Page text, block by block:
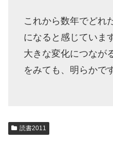
これから数年でどれ
になると感じていま
大きな変化につなが
をみても、明らかで
読書2011